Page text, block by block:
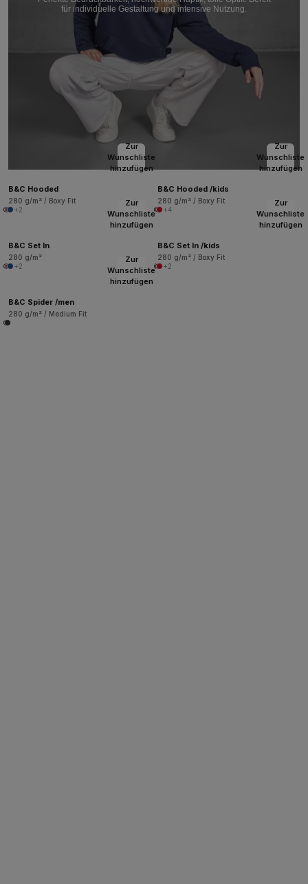
für individuelle Gestaltung und intensive Nutzung.
Zur
Wunschliste
hinzufügen
B&C Hooded
280 g/m² / Boxy Fit
+2
Zur
Wunschliste
hinzufügen
B&C Hooded /kids
280 g/m² / Boxy Fit
+4
Zur
Wunschliste
hinzufügen
B&C Set In
280 g/m²
+2
Zur
Wunschliste
hinzufügen
B&C Set In /kids
280 g/m² / Boxy Fit
+2
Zur
Wunschliste
hinzufügen
B&C Spider /men
280 g/m² / Medium Fit